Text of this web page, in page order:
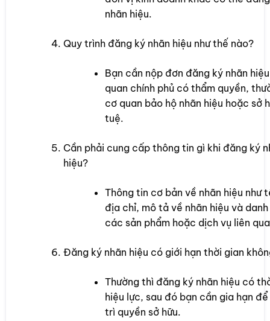
nhãn hiệu.
Quy trình đăng ký nhãn hiệu như thế nào?
Bạn cần nộp đơn đăng ký nhãn
quan chính phủ có thẩm quyền,
cơ quan bảo hộ nhãn hiệu hoặc sở
tuệ.
Cần phải cung cấp thông tin gì khi đăng ký
hiệu?
Thông tin cơ bản về nhãn hiệu như
địa chỉ, mô tả về nhãn hiệu và
các sản phẩm hoặc dịch vụ liên
Đăng ký nhãn hiệu có giới hạn thời gian
Thường thì đăng ký nhãn hiệu có
hiệu lực, sau đó bạn cần gia hạn
trì quyền sở hữu.